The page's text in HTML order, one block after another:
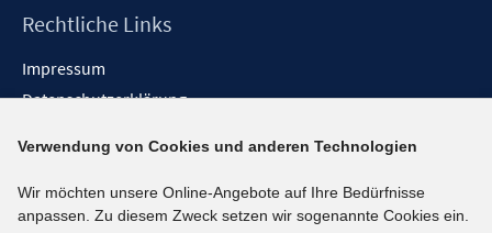
Rechtliche Links
Impressum
Datenschutzerklärung
Barrieren melden
Social-Media-Kanäle
Verwendung von Cookies und anderen Technologien
Wir möchten unsere Online-Angebote auf Ihre Bedürfnisse
anpassen. Zu diesem Zweck setzen wir sogenannte Cookies ein.